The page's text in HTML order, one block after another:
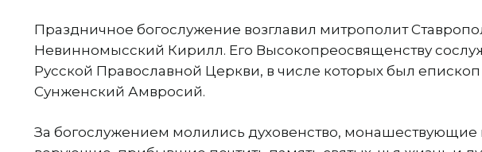
Праздничное богослужение возглавил митрополит
Невинномысский Кирилл. Его Высокопреосвященству
Русской Православной Церкви, в числе которых был
Сунженский Амвросий.
За богослужением молились духовенство,